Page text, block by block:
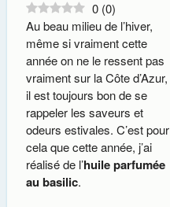
0 (0)
Au beau milieu de l’hiver,
même si vraiment cette
année on ne le ressent pas
vraiment sur la Côte d’Azur,
il est toujours bon de se
rappeler les saveurs et
odeurs estivales. C’est pour
cela que cette année, j’ai
réalisé de l’huile parfumée
au basilic.